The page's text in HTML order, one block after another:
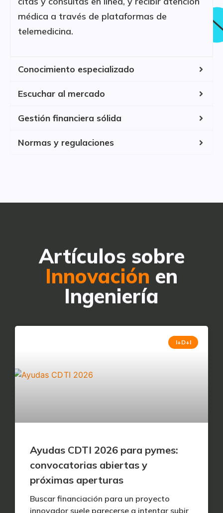
médica a través de plataformas de
telemedicina.
Conocimiento especializado
Escuchar al mercado
Gestión financiera sólida
Normas y regulaciones
Artículos sobre
Innovación en
Ingeniería
I+D+I
Ayudas CDTI 2026 para pymes:
convocatorias abiertas y
próximas aperturas
Buscar financiación para un proyecto
innovador suele parecerse a intentar subir